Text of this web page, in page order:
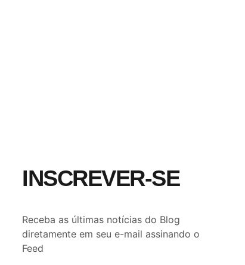
INSCREVER-SE
Receba as últimas notícias do Blog
diretamente em seu e-mail assinando o
Feed